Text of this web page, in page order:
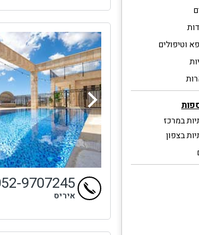
וטיפולים
במרכז
בצפון
9707245
איריס